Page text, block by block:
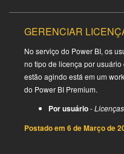
GERENCIAR
No serviço do Power BI, os
no tipo de licença por
estão agindo está em um
do Power BI Premium.
Por usuário-
Postado em 6 de Março de